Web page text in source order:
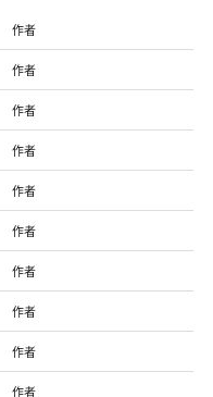
作者
作者
作者
作者
作者
作者
作者
作者
作者
作者